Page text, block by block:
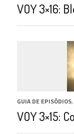
VOY 3×16:
GUIA DE EPISÓDIOS,
VOY 3×15: